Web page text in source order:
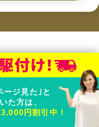
かせください
でもOK
ージ見た｣と
た方は、
円割引中！